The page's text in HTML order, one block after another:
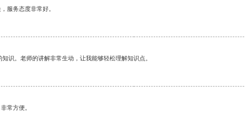
服务态度非常好。
识。老师的讲解非常生动，让我能够轻松理解知识点。
常方便。